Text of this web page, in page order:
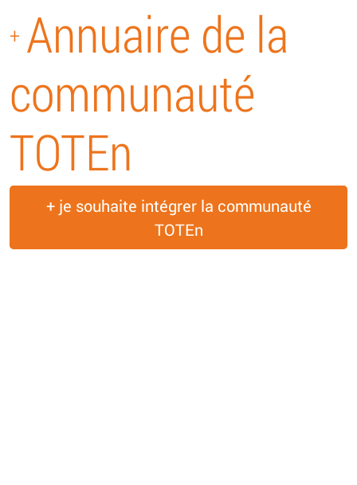
+ Annuaire de la
communauté
TOTEn
+ je souhaite intégrer la communauté
TOTEn